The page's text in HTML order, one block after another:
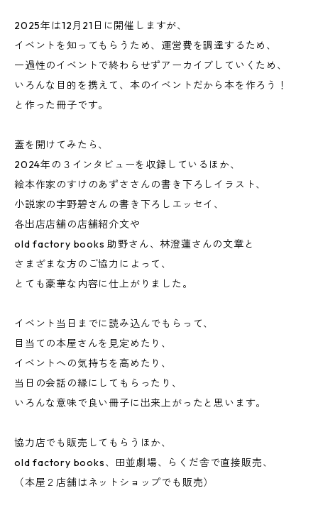
2025年は12月21日に開催しますが、
イベントを知ってもらうため、運営費を調達するため、
一過性のイベントで終わらせずアーカイブしていくため、
いろんな目的を携えて、本のイベントだから本を作ろう！
と作った冊子です。
蓋を開けてみたら、
2024年の３インタビューを収録しているほか、
絵本作家のすけのあずささんの書き下ろしイラスト、
小説家の宇野碧さんの書き下ろしエッセイ、
各出店店舗の店舗紹介文や
old factory books 助野さん、林澄蓮さんの文章と
さまざまな方のご協力によって、
とても豪華な内容に仕上がりました。
イベント当日までに読み込んでもらって、
目当ての本屋さんを見定めたり、
イベントへの気持ちを高めたり、
当日の会話の縁にしてもらったり、
いろんな意味で良い冊子に出来上がったと思います。
協力店でも販売してもらうほか、
old factory books、田並劇場、らくだ舎で直接販売、
（本屋２店舗はネットショップでも販売）